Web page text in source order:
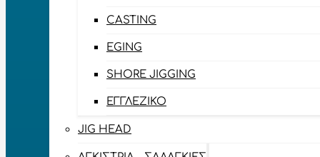
CASTING
EGING
SHORE JIGGING
ΕΓΓΛΈΖΙΚΟ
JIG HEAD